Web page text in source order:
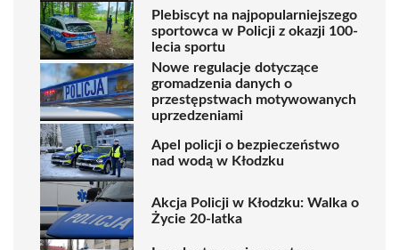
Plebiscyt na najpopularniejszego
sportowca w Policji z okazji 100-
lecia sportu
Nowe regulacje dotyczące
gromadzenia danych o
przestępstwach motywowanych
uprzedzeniami
Apel policji o bezpieczeństwo
nad wodą w Kłodzku
Akcja Policji w Kłodzku: Walka o
Życie 20-latka